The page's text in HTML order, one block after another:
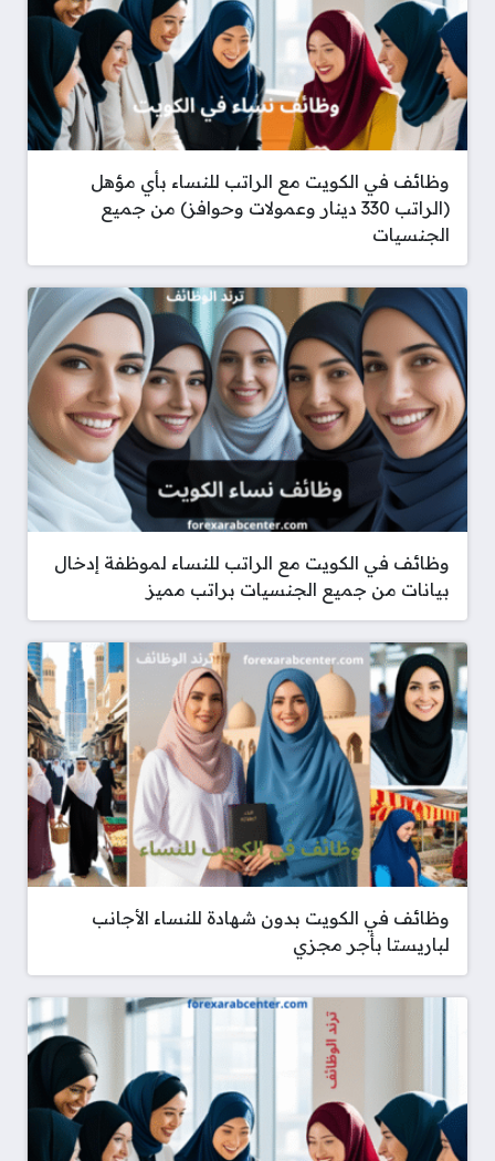
وظائف في الكويت مع الراتب للنساء بأي مؤهل
(الراتب 330 دينار وعمولات وحوافز) من جميع
الجنسيات
وظائف في الكويت مع الراتب للنساء لموظفة إدخال
بيانات من جميع الجنسيات براتب مميز
وظائف في الكويت بدون شهادة للنساء الأجانب
لباريستا بأجر مجزي